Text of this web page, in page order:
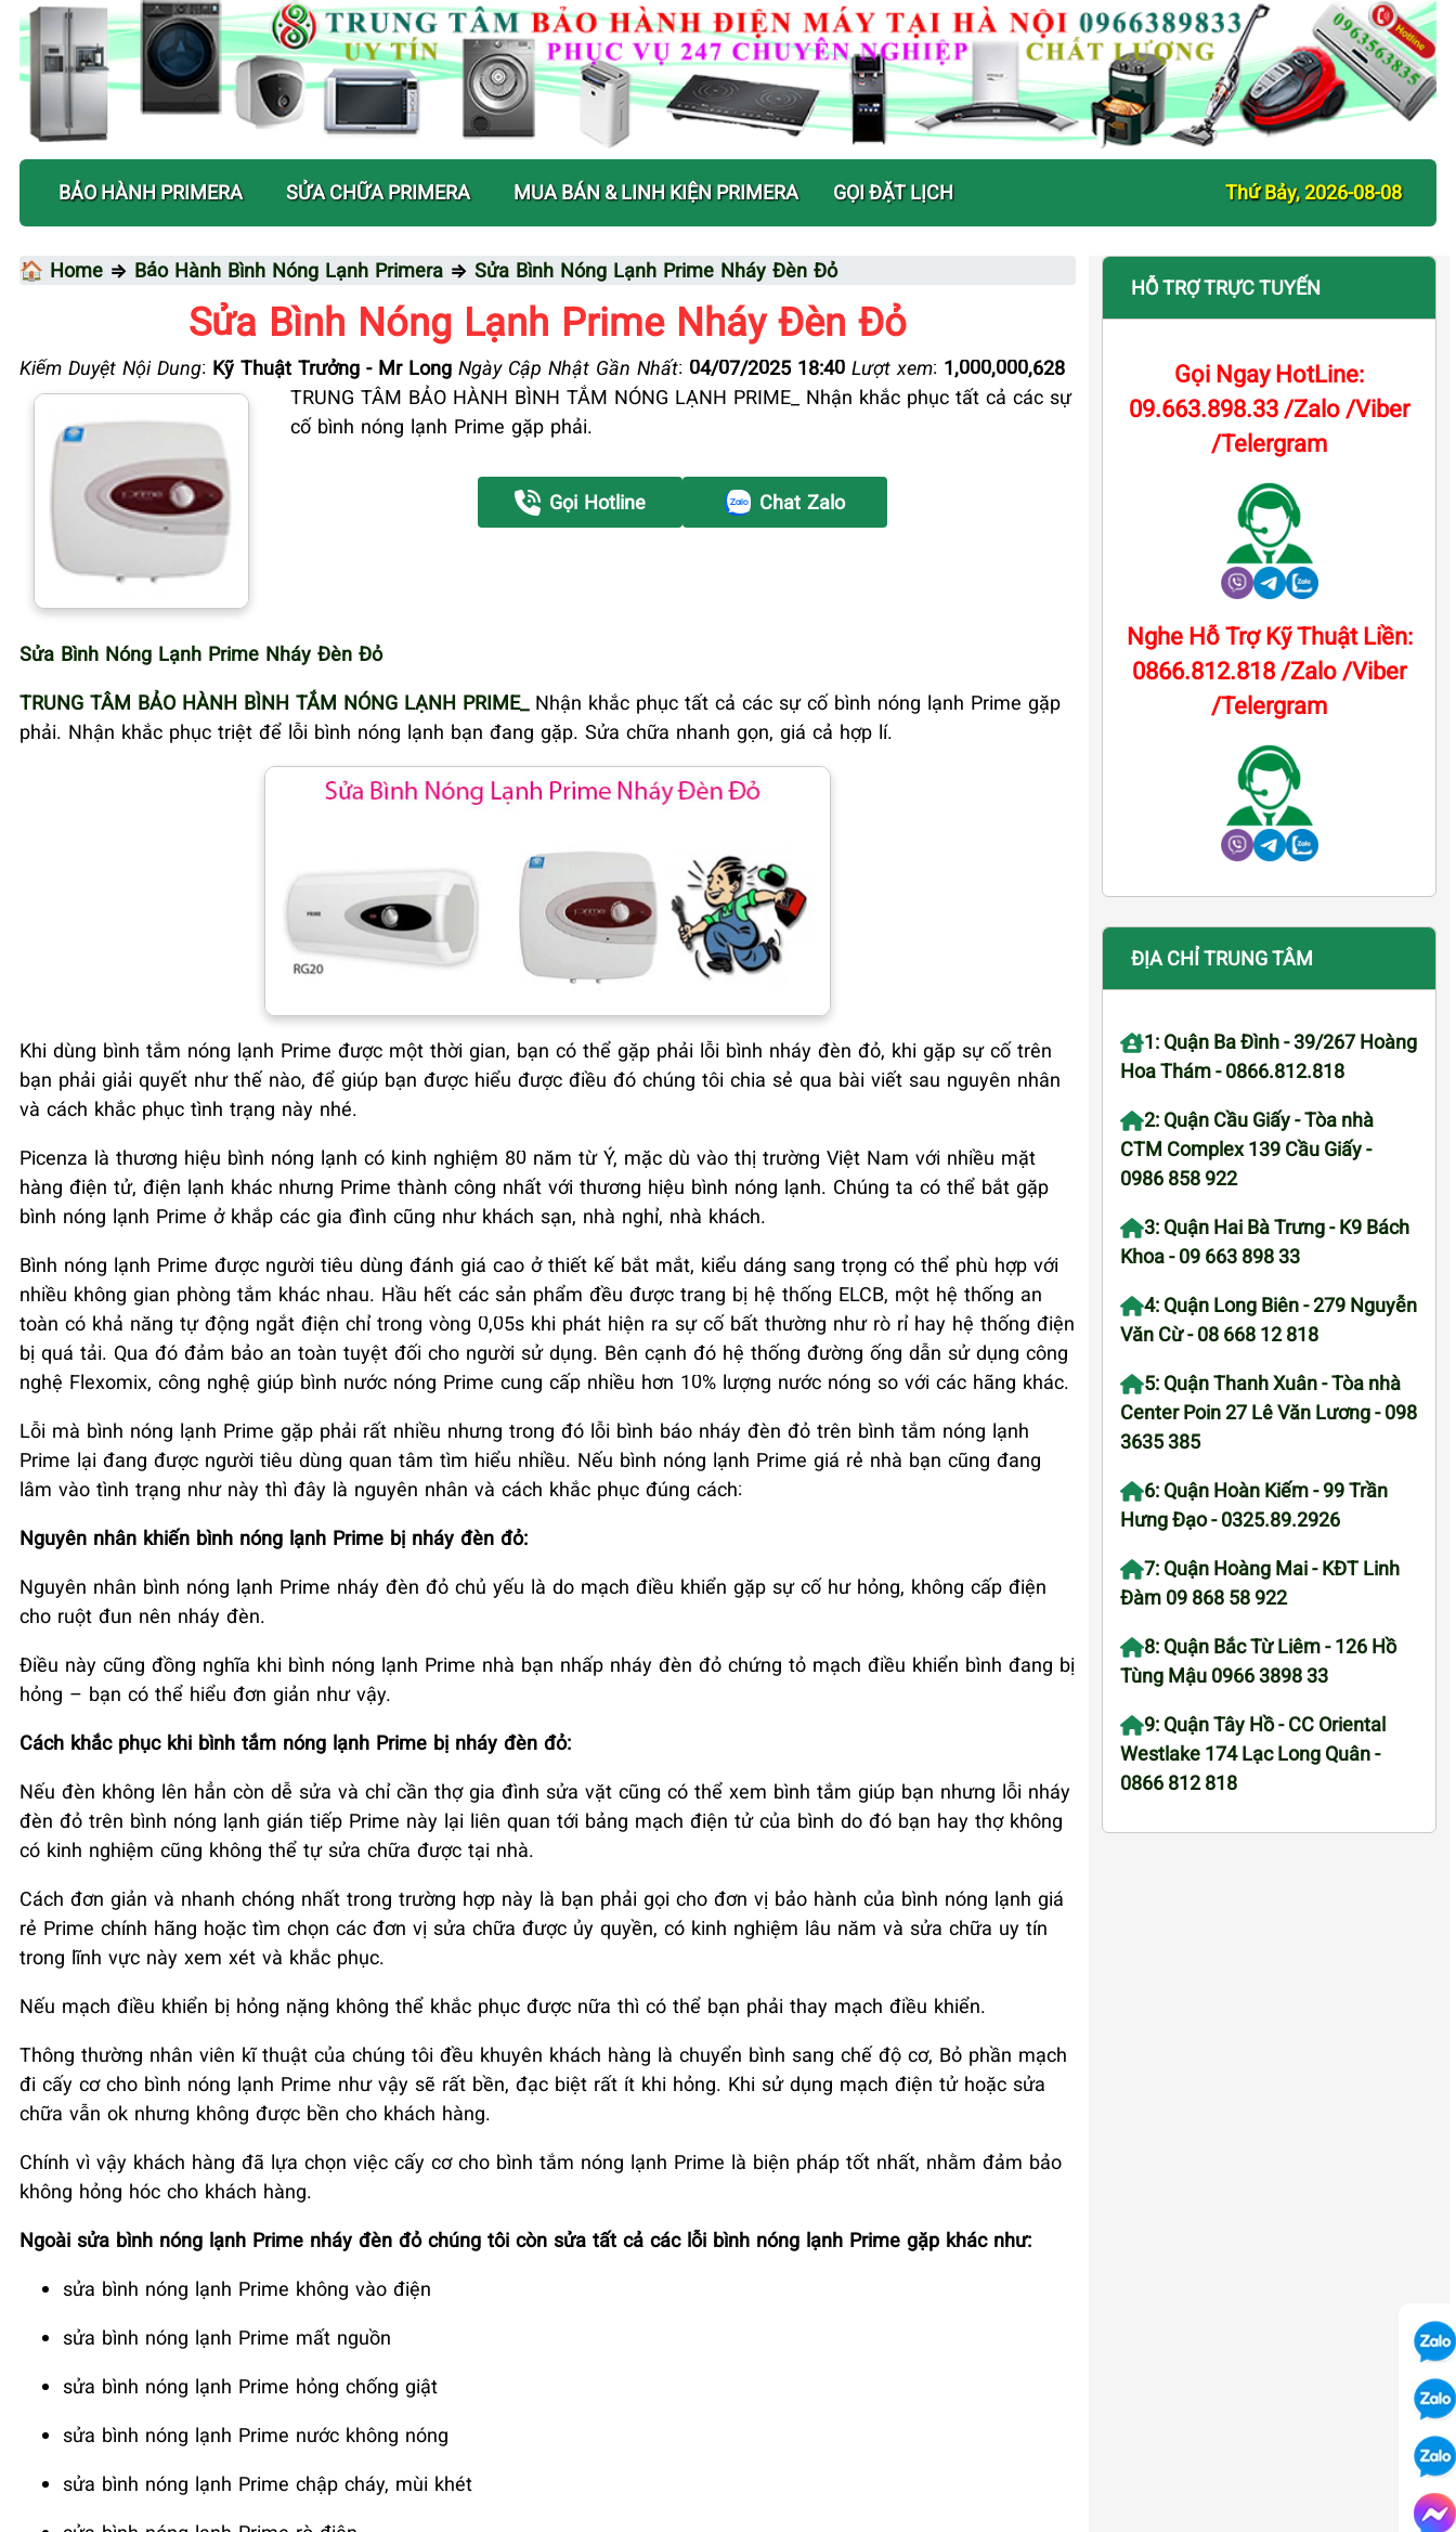
BẢO HÀNH PRIMERA SỬA CHỮA PRIMERA MUA BÁN & LINH KIỆN PRIMERA GỌI ĐẶT LỊCH Thứ Bảy, 2026-08-08
🏠 Home ⇒ Bảo Hành Bình Nóng Lạnh Primera ⇒ Sửa Bình Nóng Lạnh Prime Nháy Đèn Đỏ
Sửa Bình Nóng Lạnh Prime Nháy Đèn Đỏ
Kiểm Duyệt Nội Dung: Kỹ Thuật Trưởng - Mr Long Ngày Cập Nhật Gần Nhất: 04/07/2025 18:40 Lượt xem: 1,000,000,628
TRUNG TÂM BẢO HÀNH BÌNH TẮM NÓNG LẠNH PRIME_ Nhận khắc phục tất cả các sự
cố bình nóng lạnh Prime gặp phải.
Gọi Hotline Chat Zalo
Sửa Bình Nóng Lạnh Prime Nháy Đèn Đỏ
TRUNG TÂM BẢO HÀNH BÌNH TẮM NÓNG LẠNH PRIME_ Nhận khắc phục tất cả các sự cố bình nóng lạnh Prime gặp
phải. Nhận khắc phục triệt để lỗi bình nóng lạnh bạn đang gặp. Sửa chữa nhanh gọn, giá cả hợp lí.
Khi dùng bình tắm nóng lạnh Prime được một thời gian, bạn có thể gặp phải lỗi bình nháy đèn đỏ, khi gặp sự cố trên
bạn phải giải quyết như thế nào, để giúp bạn được hiểu được điều đó chúng tôi chia sẻ qua bài viết sau nguyên nhân
và cách khắc phục tình trạng này nhé.
Picenza là thương hiệu bình nóng lạnh có kinh nghiệm 80 năm từ Ý, mặc dù vào thị trường Việt Nam với nhiều mặt
hàng điện tử, điện lạnh khác nhưng Prime thành công nhất với thương hiệu bình nóng lạnh. Chúng ta có thể bắt gặp
bình nóng lạnh Prime ở khắp các gia đình cũng như khách sạn, nhà nghỉ, nhà khách.
Bình nóng lạnh Prime được người tiêu dùng đánh giá cao ở thiết kế bắt mắt, kiểu dáng sang trọng có thể phù hợp với
nhiều không gian phòng tắm khác nhau. Hầu hết các sản phẩm đều được trang bị hệ thống ELCB, một hệ thống an
toàn có khả năng tự động ngắt điện chỉ trong vòng 0,05s khi phát hiện ra sự cố bất thường như rò rỉ hay hệ thống điện
bị quá tải. Qua đó đảm bảo an toàn tuyệt đối cho người sử dụng. Bên cạnh đó hệ thống đường ống dẫn sử dụng công
nghệ Flexomix, công nghệ giúp bình nước nóng Prime cung cấp nhiều hơn 10% lượng nước nóng so với các hãng khác.
Lỗi mà bình nóng lạnh Prime gặp phải rất nhiều nhưng trong đó lỗi bình báo nháy đèn đỏ trên bình tắm nóng lạnh
Prime lại đang được người tiêu dùng quan tâm tìm hiểu nhiều. Nếu bình nóng lạnh Prime giá rẻ nhà bạn cũng đang
lâm vào tình trạng như này thì đây là nguyên nhân và cách khắc phục đúng cách:
Nguyên nhân khiến bình nóng lạnh Prime bị nháy đèn đỏ:
Nguyên nhân bình nóng lạnh Prime nháy đèn đỏ chủ yếu là do mạch điều khiển gặp sự cố hư hỏng, không cấp điện
cho ruột đun nên nháy đèn.
Điều này cũng đồng nghĩa khi bình nóng lạnh Prime nhà bạn nhấp nháy đèn đỏ chứng tỏ mạch điều khiển bình đang bị
hỏng – bạn có thể hiểu đơn giản như vậy.
Cách khắc phục khi bình tắm nóng lạnh Prime bị nháy đèn đỏ:
Nếu đèn không lên hẳn còn dễ sửa và chỉ cần thợ gia đình sửa vặt cũng có thể xem bình tắm giúp bạn nhưng lỗi nháy
đèn đỏ trên bình nóng lạnh gián tiếp Prime này lại liên quan tới bảng mạch điện tử của bình do đó bạn hay thợ không
có kinh nghiệm cũng không thể tự sửa chữa được tại nhà.
Cách đơn giản và nhanh chóng nhất trong trường hợp này là bạn phải gọi cho đơn vị bảo hành của bình nóng lạnh giá
rẻ Prime chính hãng hoặc tìm chọn các đơn vị sửa chữa được ủy quyền, có kinh nghiệm lâu năm và sửa chữa uy tín
trong lĩnh vực này xem xét và khắc phục.
Nếu mạch điều khiển bị hỏng nặng không thể khắc phục được nữa thì có thể bạn phải thay mạch điều khiển.
Thông thường nhân viên kĩ thuật của chúng tôi đều khuyên khách hàng là chuyển bình sang chế độ cơ, Bỏ phần mạch
đi cấy cơ cho bình nóng lạnh Prime như vậy sẽ rất bền, đạc biệt rất ít khi hỏng. Khi sử dụng mạch điện tử hoặc sửa
chữa vẫn ok nhưng không được bền cho khách hàng.
Chính vì vậy khách hàng đã lựa chọn việc cấy cơ cho bình tắm nóng lạnh Prime là biện pháp tốt nhất, nhằm đảm bảo
không hỏng hóc cho khách hàng.
Ngoài sửa bình nóng lạnh Prime nháy đèn đỏ chúng tôi còn sửa tất cả các lỗi bình nóng lạnh Prime gặp khác như:
sửa bình nóng lạnh Prime không vào điện
sửa bình nóng lạnh Prime mất nguồn
sửa bình nóng lạnh Prime hỏng chống giật
sửa bình nóng lạnh Prime nước không nóng
sửa bình nóng lạnh Prime chập cháy, mùi khét
HỖ TRỢ TRỰC TUYẾN
Gọi Ngay HotLine:
09.663.898.33 /Zalo /Viber
/Telergram
Nghe Hỗ Trợ Kỹ Thuật Liền:
0866.812.818 /Zalo /Viber
/Telergram
ĐỊA CHỈ TRUNG TÂM
1: Quận Ba Đình - 39/267 Hoàng
Hoa Thám - 0866.812.818
2: Quận Cầu Giấy - Tòa nhà
CTM Complex 139 Cầu Giấy -
0986 858 922
3: Quận Hai Bà Trưng - K9 Bách
Khoa - 09 663 898 33
4: Quận Long Biên - 279 Nguyễn
Văn Cừ - 08 668 12 818
5: Quận Thanh Xuân - Tòa nhà
Center Poin 27 Lê Văn Lương - 098
3635 385
6: Quận Hoàn Kiếm - 99 Trần
Hưng Đạo - 0325.89.2926
7: Quận Hoàng Mai - KĐT Linh
Đàm 09 868 58 922
8: Quận Bắc Từ Liêm - 126 Hồ
Tùng Mậu 0966 3898 33
9: Quận Tây Hồ - CC Oriental
Westlake 174 Lạc Long Quân -
0866 812 818